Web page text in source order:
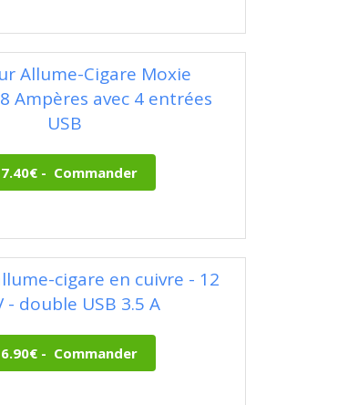
Allume-Cigare Moxie
Ampères avec 4 entrées
USB
cigare en cuivre - 12
- double USB 3.5 A